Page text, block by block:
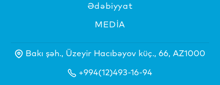
Ədəbiyyat
MEDİA
Bakı şəh., Üzeyir Hacıbəyov küç., 66, AZ1000
+994(12)493-16-94